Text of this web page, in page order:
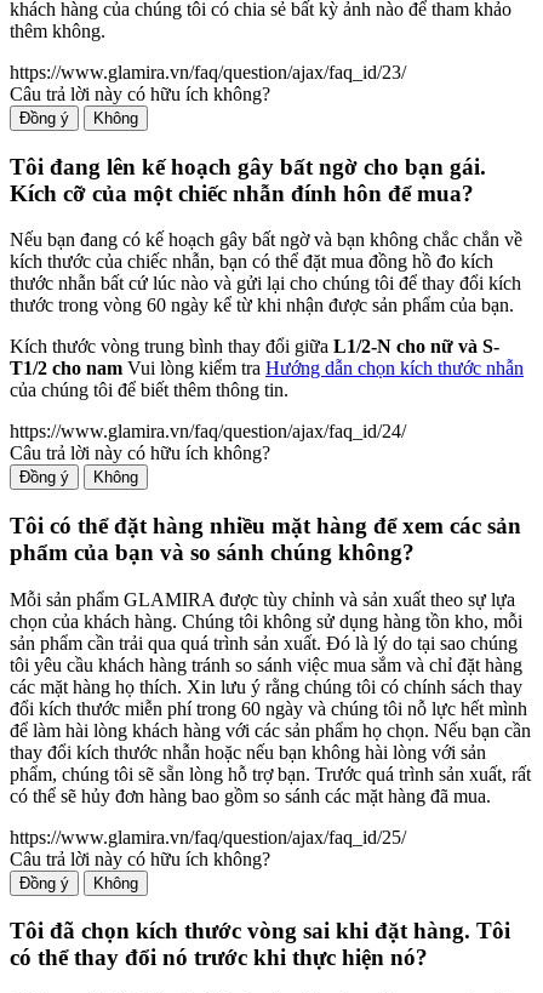
khách hàng của chúng tôi có chia sẻ bất kỳ ảnh nào để tham khảo
thêm không.
https://www.glamira.vn/faq/question/ajax/faq_id/23/
Câu trả lời này có hữu ích không?
Đồng ý Không
Tôi đang lên kế hoạch gây bất ngờ cho bạn gái.
Kích cỡ của một chiếc nhẫn đính hôn để mua?
Nếu bạn đang có kế hoạch gây bất ngờ và bạn không chắc chắn về
kích thước của chiếc nhẫn, bạn có thể đặt mua đồng hồ đo kích
thước nhẫn bất cứ lúc nào và gửi lại cho chúng tôi để thay đổi kích
thước trong vòng 60 ngày kể từ khi nhận được sản phẩm của bạn.
Kích thước vòng trung bình thay đổi giữa L1/2-N cho nữ và S-
T1/2 cho nam Vui lòng kiểm tra Hướng dẫn chọn kích thước nhẫn
của chúng tôi để biết thêm thông tin.
https://www.glamira.vn/faq/question/ajax/faq_id/24/
Câu trả lời này có hữu ích không?
Đồng ý Không
Tôi có thể đặt hàng nhiều mặt hàng để xem các sản
phẩm của bạn và so sánh chúng không?
Mỗi sản phẩm GLAMIRA được tùy chỉnh và sản xuất theo sự lựa
chọn của khách hàng. Chúng tôi không sử dụng hàng tồn kho, mỗi
sản phẩm cần trải qua quá trình sản xuất. Đó là lý do tại sao chúng
tôi yêu cầu khách hàng tránh so sánh việc mua sắm và chỉ đặt hàng
các mặt hàng họ thích. Xin lưu ý rằng chúng tôi có chính sách thay
đổi kích thước miễn phí trong 60 ngày và chúng tôi nỗ lực hết mình
để làm hài lòng khách hàng với các sản phẩm họ chọn. Nếu bạn cần
thay đổi kích thước nhẫn hoặc nếu bạn không hài lòng với sản
phẩm, chúng tôi sẽ sẵn lòng hỗ trợ bạn. Trước quá trình sản xuất, rất
có thể sẽ hủy đơn hàng bao gồm so sánh các mặt hàng đã mua.
https://www.glamira.vn/faq/question/ajax/faq_id/25/
Câu trả lời này có hữu ích không?
Đồng ý Không
Tôi đã chọn kích thước vòng sai khi đặt hàng. Tôi
có thể thay đổi nó trước khi thực hiện nó?